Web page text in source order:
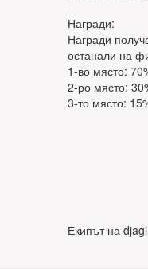
Награди:
Награди
останали на
1-во място:
2-ро място:
3-то място:
Екипът на